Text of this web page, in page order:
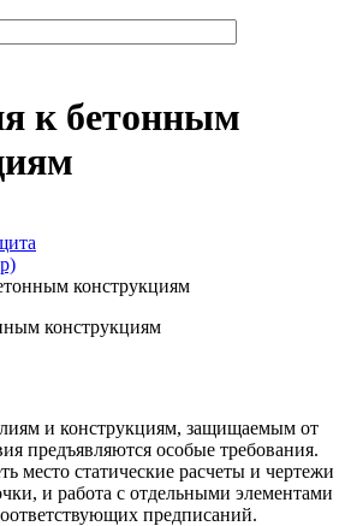
к бетонным
конструкциям
и конструкциям, защищаемым от
предъявляются особые требования.
место статические расчеты и чертежи
и работа с отдельными элементами
предписаний.